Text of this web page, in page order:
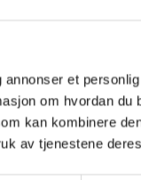
et
om hvordan
kan kombinere
av tjenestene